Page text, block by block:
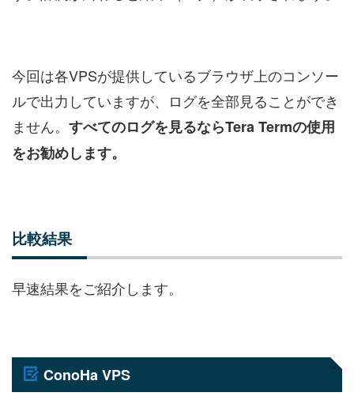
今回は各VPSが提供しているブラウザ上のコンソー
ルで出力していますが、ログを全部見ることができ
ません。 すべてのログを見るならTera Termの使用
をお勧めします。
比較結果
早速結果をご紹介します。
ConoHa VPS